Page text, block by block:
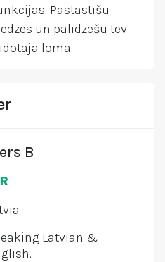
Pastāstīšu
un palīdzēšu tev
lomā.
B
Latvian &